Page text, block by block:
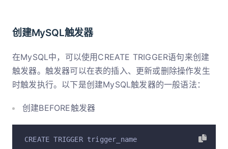
创建MySQL触发器
在MySQL中，可以使用CREATE TRIGGER语句来创建
触发器。触发器可以在表的插入、更新或删除操作发生
时触发执行。以下是创建MySQL触发器的一般语法：
创建BEFORE触发器
CREATE TRIGGER trigger_name